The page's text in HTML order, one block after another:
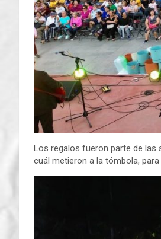
Los regalos fueron parte de las
cuál metieron a la tómbola,